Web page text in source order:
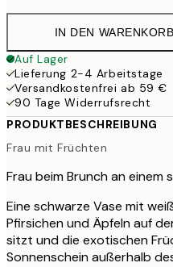
IN DEN
Auf Lager
Lieferung 2-4 Arbeitstage
Versandkostenfrei ab 59 €
90 Tage Widerrufsrecht
PRODUKTBESCHREIBUNG
Frau mit Früchten
Frau beim Brunch an einem
Eine schwarze Vase mit
Pfirsichen und Äpfeln auf
sitzt und die exotischen
Sonnenschein außerhalb